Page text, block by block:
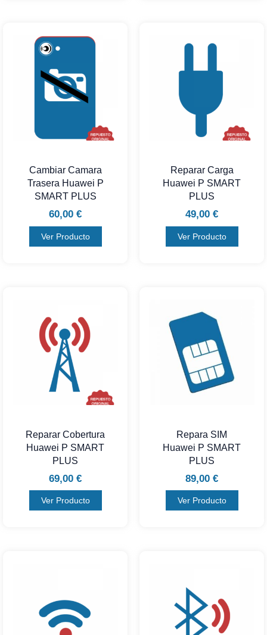
Cambiar Camara
Trasera Huawei P
SMART PLUS
60,00 €
Ver Producto
Reparar Carga
Huawei P SMART
PLUS
49,00 €
Ver Producto
Reparar Cobertura
Huawei P SMART
PLUS
69,00 €
Ver Producto
Repara SIM
Huawei P SMART
PLUS
89,00 €
Ver Producto